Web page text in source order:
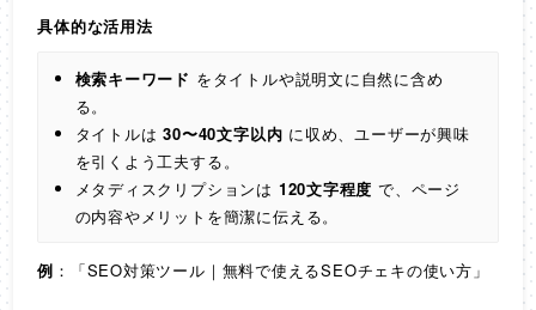
具体的な活用法
検索キーワード をタイトルや説明文に自然に含め
る。
タイトルは30〜40文字以内 に収め、ユーザーが興味
を引くよう工夫する。
メタディスクリプションは 120文字程度 で、ページ
の内容やメリットを簡潔に伝える。
例 ：「SEO対策ツール｜無料で使えるSEOチェキの使い方」